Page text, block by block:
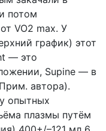
потом
VO2 max. У
график) этот
— это
Supine — в
автора).
опытных
плазмы путём